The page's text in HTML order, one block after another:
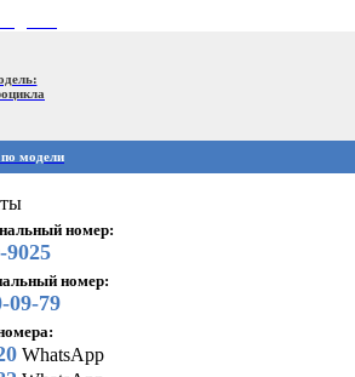
модели
номер:
9025
номер:
09-79
WhatsApp